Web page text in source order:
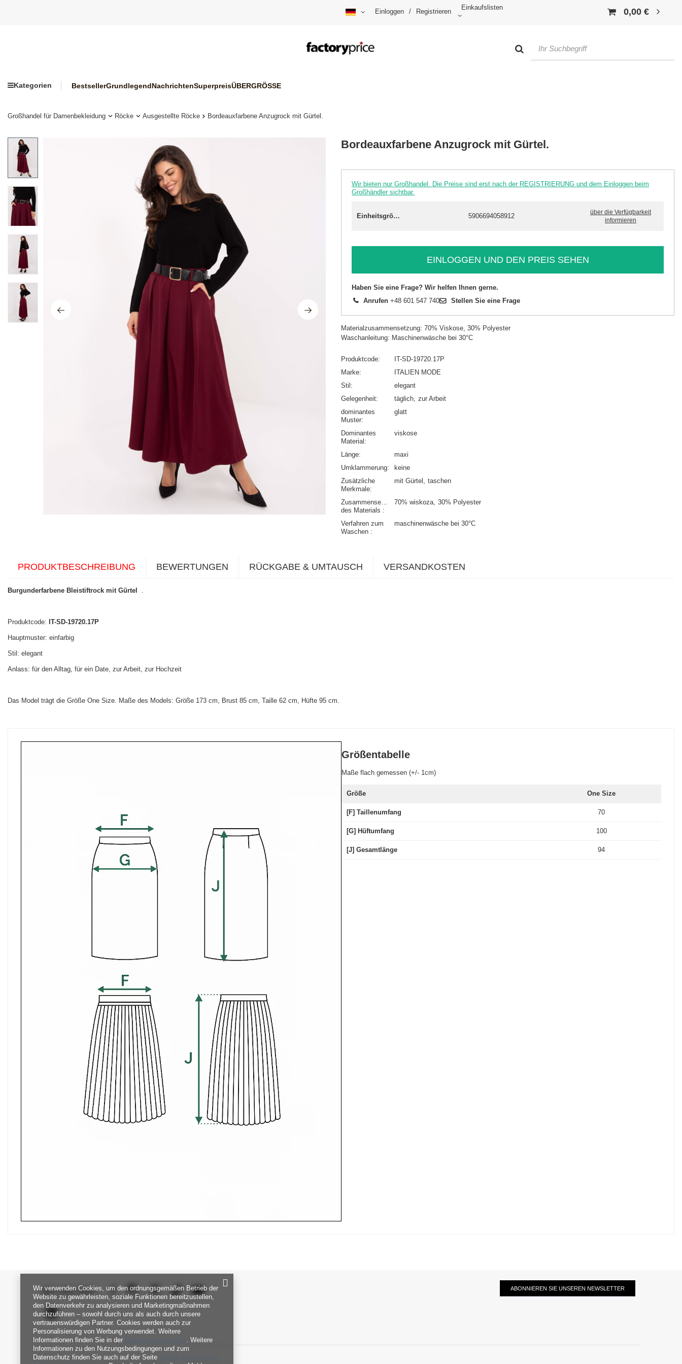
Einloggen / Registrieren
Einkaufslisten 0,00 €
Kategorien BestsellerGrundlegendNachrichtenSuperpreisÜBERGRÖSSE
Großhandel für Damenbekleidung Röcke Ausgestellte Röcke Bordeauxfarbene Anzugrock mit Gürtel.
Bordeauxfarbene Anzugrock mit Gürtel.
Wir bieten nur Großhandel. Die Preise sind erst nach der REGISTRIERUNG und dem Einloggen beim
Großhändler sichtbar.
Einheitsgröße 5906694058912
über die Verfügbarkeit
informieren
EINLOGGEN UND DEN PREIS SEHEN
Haben Sie eine Frage? Wir helfen Ihnen gerne.
Anrufen +48 601 547 740 Stellen Sie eine Frage
Materialzusammensetzung: 70% Viskose, 30% Polyester
Waschanleitung: Maschinenwäsche bei 30°C
Produktcode
IT-SD-19720.17P
Marke
ITALIEN MODE
Stil
elegant
Gelegenheit
täglich zur Arbeit
dominantes
Muster
glatt
Dominantes
Material
viskose
Länge
maxi
Umklammerung
keine
Zusätzliche
Merkmale
mit Gürtel taschen
Zusammensetzung
des Materials
70% wiskoza 30% Polyester
Verfahren zum
Waschen
maschinenwäsche bei 30°C
PRODUKTBESCHREIBUNG BEWERTUNGEN RÜCKGABE & UMTAUSCH VERSANDKOSTEN
Burgunderfarbene Bleistiftrock mit Gürtel .
Produktcode: IT-SD-19720.17P
Hauptmuster: einfarbig
Stil: elegant
Anlass: für den Alltag, für ein Date, zur Arbeit, zur Hochzeit
Das Model trägt die Größe One Size. Maße des Models: Größe 173 cm, Brust 85 cm, Taille 62 cm, Hüfte 95 cm.
Größentabelle
Maße flach gemessen (+/- 1cm)
Größe One Size
[F] Taillenumfang 70
[G] Hüftumfang 100
[J] Gesamtlänge 94
SEI UNS NAH ABONNIEREN SIE UNSEREN NEWSLETTER
Wir verwenden Cookies, um den ordnungsgemäßen Betrieb der
Website zu gewährleisten, soziale Funktionen bereitzustellen,
den Datenverkehr zu analysieren und Marketingmaßnahmen
durchzuführen – sowohl durch uns als auch durch unsere
vertrauenswürdigen Partner. Cookies werden auch zur
Personalisierung von Werbung verwendet. Weitere
Informationen finden Sie in der
. Weitere
Informationen zu den Nutzungsbedingungen und zum
Datenschutz finden Sie auch auf der Seite